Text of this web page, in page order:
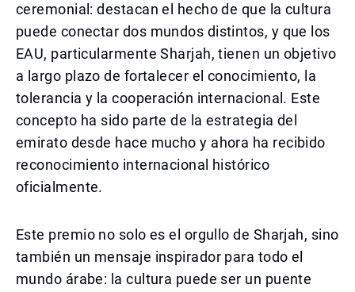
ceremonial: destacan el hecho de que la cultura
puede conectar dos mundos distintos, y que los
EAU, particularmente Sharjah, tienen un objetivo
a largo plazo de fortalecer el conocimiento, la
tolerancia y la cooperación internacional. Este
concepto ha sido parte de la estrategia del
emirato desde hace mucho y ahora ha recibido
reconocimiento internacional histórico
oficialmente.
Este premio no solo es el orgullo de Sharjah, sino
también un mensaje inspirador para todo el
mundo árabe: la cultura puede ser un puente